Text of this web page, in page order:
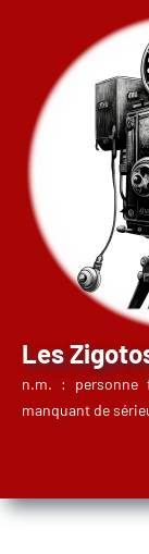
contenu
Les
n.m. : personne
manquant de